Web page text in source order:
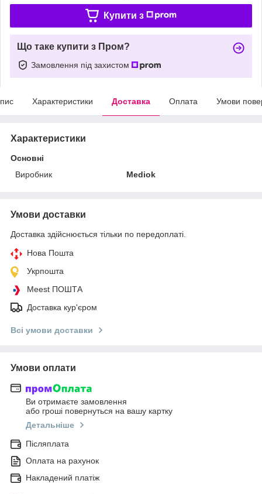
Купити з
Що таке купити з Пром?
Замовлення під захистом
Характеристики Доставка Оплата Умови
Характеристики
Основні
Виробник
Mediok
Умови доставки
Доставка здійснюється тільки по передоплаті.
Нова Пошта
Укрпошта
Meest ПОШТА
Доставка кур'єром
Всі умови доставки
Умови оплати
Ви отримаєте замовлення
або гроші повернуться на вашу картку
Детальніше
Післяплата
Оплата на рахунок
Накладений платіж